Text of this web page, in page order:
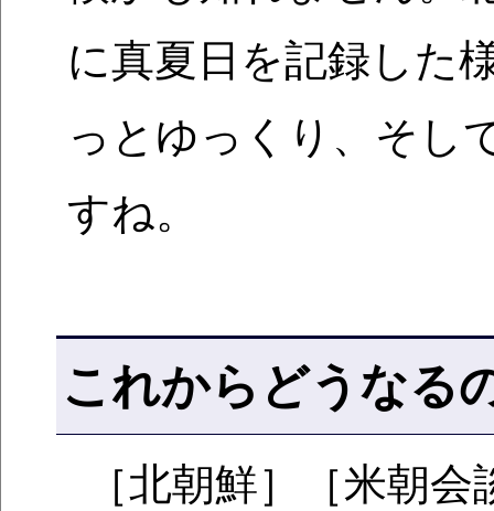
に真夏日を記録した
っとゆっくり、そし
すね。
これからどうなる
［北朝鮮］［米朝